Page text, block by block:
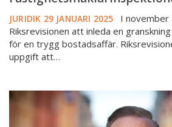
JURIDIK 29 JANUARI 2025
I november
Riksrevisionen att inleda en
för en trygg bostadsaffär.
uppgift att…
Ska
man
vidta